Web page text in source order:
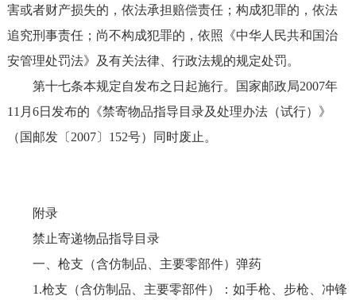
害或者财产损失的，依法承担赔偿责任；构成犯罪的，依法
追究刑事责任；尚不构成犯罪的，依照《中华人民共和国治
安管理处罚法》及有关法律、行政法规的规定处罚。
第十七条本规定自发布之日起施行。国家邮政局2007年
11月6日发布的《禁寄物品指导目录及处理办法（试行）》
（国邮发〔2007〕152号）同时废止。
附录
禁止寄递物品指导目录
一、枪支（含仿制品、主要零部件）弹药
1.枪支（含仿制品、主要零部件）：如手枪、步枪、冲锋